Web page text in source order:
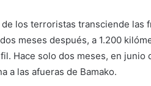
los terroristas transciende las
meses después, a 1.200
Hace solo dos meses, en junio
a las afueras de Bamako.